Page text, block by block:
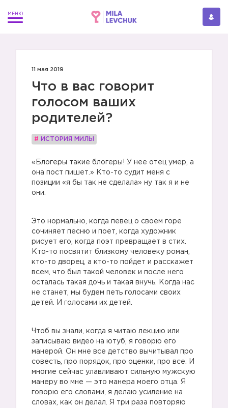
11 мая 2019
Что в вас говорит
голосом ваших
родителей?
# ИСТОРИЯ МИЛЫ
«Блогеры такие блогеры! У нее отец умер, а
она пост пишет.» Кто-то судит меня с
позиции «я бы так не сделала» ну так я и не
они.
Это нормально, когда певец о своем горе
сочиняет песню и поет, когда художник
рисует его, когда поэт превращает в стих.
Кто-то посвятит близкому человеку роман,
кто-то дворец, а кто-то пойдет и расскажет
всем, что был такой человек и после него
осталась такая дочь и такая внучь. Когда нас
не станет, мы будем петь голосами своих
детей. И голосами их детей.
Чтоб вы знали, когда я читаю лекцию или
записываю видео на ютуб, я говорю его
манерой. Он мне все детство вычитывал про
совесть, про порядок, про оценки, про все. И
многие сейчас улавливают сильную мужскую
манеру во мне — это манера моего отца. Я
говорю его словами, я делаю усиление на
словах, как он делал. Я три раза повторяю